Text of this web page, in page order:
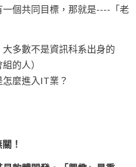
個共同目標，那就是----「老
多數不是資訊科系出身的
的人）
麼進入IT業？
！